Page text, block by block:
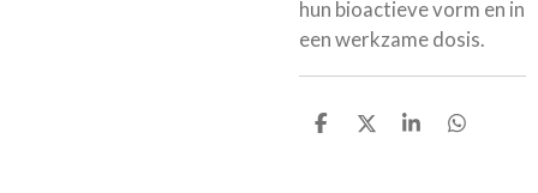
hun bioactieve vorm en in
een werkzame dosis.
D
D
S
D